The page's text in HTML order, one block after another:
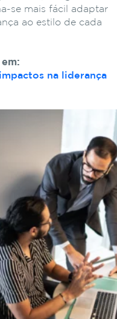
se mais fácil adaptar
ao estilo de cada
na liderança